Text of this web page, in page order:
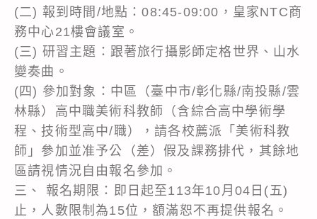
(二) 報到時間/地點：08:45-09:00，皇家NTC商
務中心21樓會議室。
(三) 研習主題：跟著旅行攝影師定格世界、山水
變奏曲。
(四) 參加對象：中區（臺中市/彰化縣/南投縣/雲
林縣）高中職美術科教師（含綜合高中學術學
程、技術型高中/職），請各校薦派「美術科教
師」參加並准予公（差）假及課務排代，其餘地
區請視情況自由報名參加。
三、 報名期限：即日起至113年10月04日(五)
止，人數限制為15位，額滿恕不再提供報名。